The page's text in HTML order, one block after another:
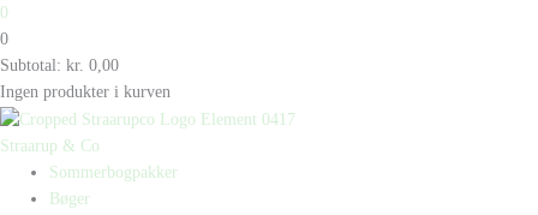
0
0
Subtotal: kr. 0,00
Ingen produkter i kurven
Straarup & Co
Sommerbogpakker
Bøger